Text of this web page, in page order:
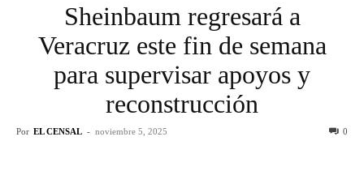
Sheinbaum regresará a
Veracruz este fin de semana
para supervisar apoyos y
reconstrucción
Por EL CENSAL - noviembre 5, 2025 0